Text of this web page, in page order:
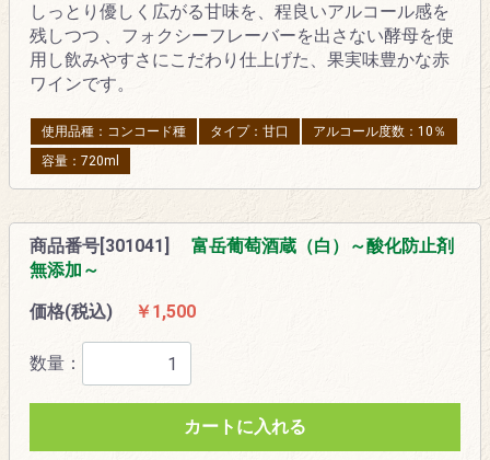
しっとり優しく広がる甘味を、程良いアルコール感を
残しつつ 、フォクシーフレーバーを出さない酵母を使
用し飲みやすさにこだわり仕上げた、果実味豊かな赤
ワインです。
使用品種：コンコード種 タイプ：甘口
アルコール度数：10％
容量：720ml
商品番号[301041]
富岳葡萄酒蔵（白）～酸化防止剤
無添加～
価格(税込)
￥1,500
数量：
カートに入れる